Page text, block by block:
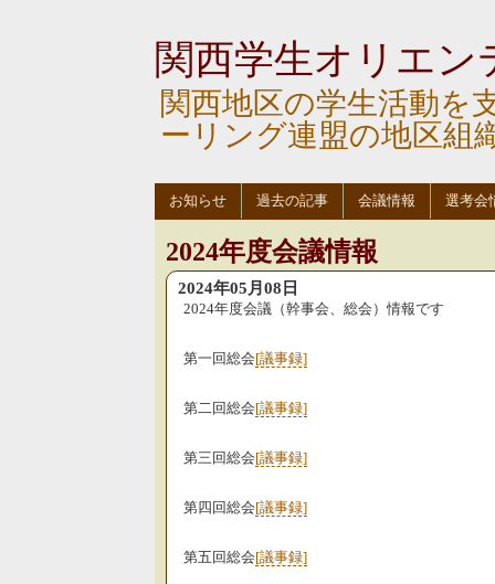
関西学生オリエン
関西地区の学生活動を
ーリング連盟の地区組
お知らせ 過去の記事 会議情報 選考会
2024年度会議情報
2024年05月08日
2024年度会議（幹事会、総会）情報です
第一回総会[議事録]
第二回総会[議事録]
第三回総会[議事録]
第四回総会[議事録]
第五回総会[議事録]